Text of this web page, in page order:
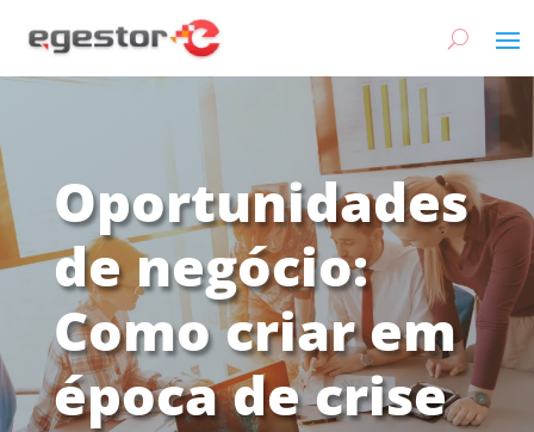
Oportunidades
de negócio:
Como criar em
época de crise